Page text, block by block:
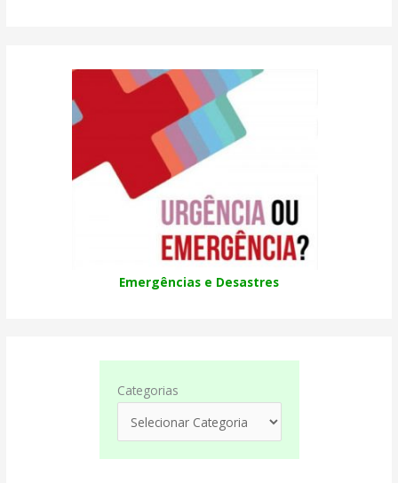
Emergências e Desastres
Categorias